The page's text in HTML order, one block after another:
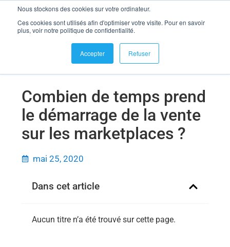
Nous stockons des cookies sur votre ordinateur.
Ces cookies sont utilisés afin d'optimiser votre visite. Pour en savoir
plus, voir notre politique de confidentialité.
Accepter Refuser
se connecter
Combien de temps prend le démarrage de la vente sur les
marketplaces ?
Combien de temps prend
le démarrage de la vente
sur les marketplaces ?
mai 25, 2020
Dans cet article
Aucun titre n’a été trouvé sur cette page.